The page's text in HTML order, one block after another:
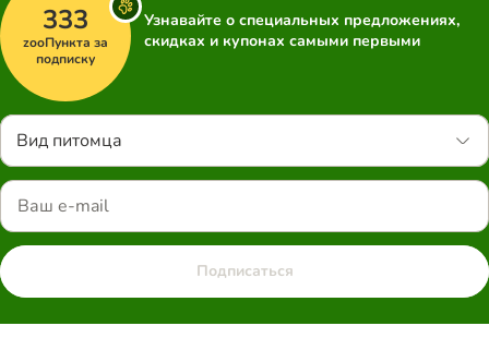
333
zooПункта за
подписку
Узнавайте о специальных предложениях,
скидках и купонах самыми первыми
Вид питомца
Подписаться